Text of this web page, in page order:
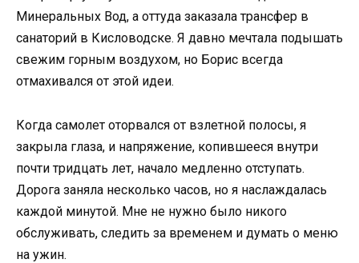
Минеральных Вод, а оттуда заказала трансфер в
санаторий в Кисловодске. Я давно мечтала подышать
свежим горным воздухом, но Борис всегда
отмахивался от этой идеи.
Когда самолет оторвался от взлетной полосы, я
закрыла глаза, и напряжение, копившееся внутри
почти тридцать лет, начало медленно отступать.
Дорога заняла несколько часов, но я наслаждалась
каждой минутой. Мне не нужно было никого
обслуживать, следить за временем и думать о меню
на ужин.